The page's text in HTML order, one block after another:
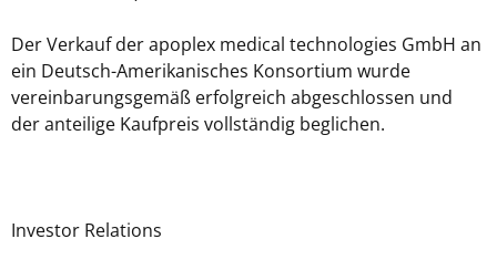
Der Verkauf der apoplex medical technologies GmbH an
ein Deutsch-Amerikanisches Konsortium wurde
vereinbarungsgemäß erfolgreich abgeschlossen und
der anteilige Kaufpreis vollständig beglichen.
Investor Relations